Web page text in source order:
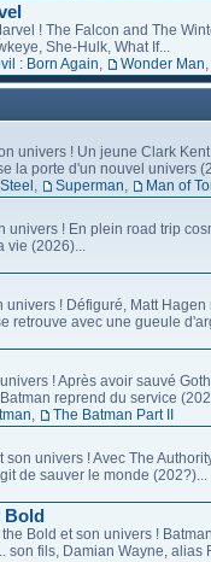
! The Falcon and The
She-Hulk, What If...
: Born Again Wonder Man
univers ! Un jeune Clark
la porte d'un nouvel univers
Superman Man of
univers ! En plein road trip
(2026)...
univers ! Défiguré, Matt Hagen
retrouve avec une gueule
! Après avoir sauvé
reprend du service
The Batman Part II
son univers ! Avec The
de sauver le monde (202?)...
Bold
Bold et son univers !
son fils, Damian Wayne, alias